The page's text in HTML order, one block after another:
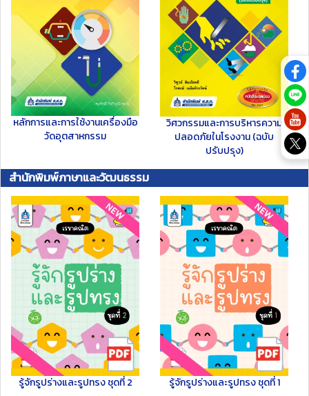
หลักการและการใช้งานเครื่องมือ
วัดอุตสาหกรรม
วิศวกรรมและการบริหารความ
ปลอดภัยในโรงงาน (ฉบับ
ปรับปรุง)
สำนักพิมพ์ภาษาและวัฒนธรรม
รู้จักรูปร่างและรูปทรง ชุดที่ 2 รู้จักรูปร่างและรูปทรง ชุดที่ 1